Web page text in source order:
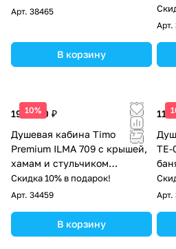
Арт. 38465
В корзину
Арт.
10%
195 900 ₽
Душевая кабина Timo
Premium ILMA 709 с крышей,
хамам и стульчиком
90*90*225
Скидка 10% в подарок!
Арт. 34459
В корзину
118
TE-
Арт.